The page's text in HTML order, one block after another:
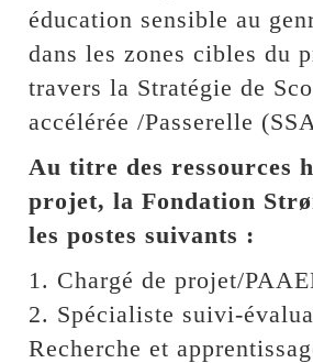
éducation sensible au
dans les zones cibles du
travers la Stratégie de
accélérée /Passerelle
Au titre des ressources
projet, la Fondation
les postes suivants :
1. Chargé de projet/
2. Spécialiste suivi-
Recherche et